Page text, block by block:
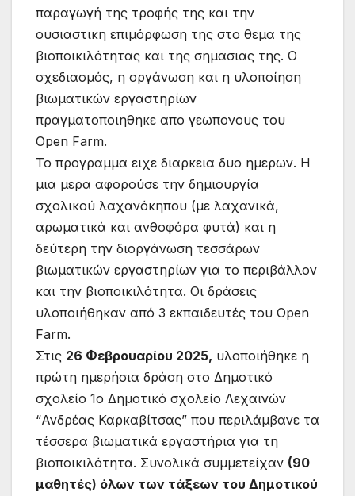
παραγωγή της τροφής της και την
ουσιαστικη επιμόρφωση της στο θεμα της
βιοποικιλότητας και της σημασιας της. Ο
σχεδιασμός, η οργάνωση και η υλοποίηση
βιωματικών εργαστηρίων
πραγματοποιηθηκε απο γεωπονους του
Open Farm.
Το προγραμμα ειχε διαρκεια δυο ημερων. Η
μια μερα αφορούσε την δημιουργία
σχολικού λαχανόκηπου (με λαχανικά,
αρωματικά και ανθοφόρα φυτά) και η
δεύτερη την διοργάνωση τεσσάρων
βιωματικών εργαστηρίων για το περιβάλλον
και την βιοποικιλότητα. Οι δράσεις
υλοποιήθηκαν από 3 εκπαιδευτές του Open
Farm.
Στις 26 Φεβρουαρίου 2025, υλοποιήθηκε η
πρώτη ημερήσια δράση στο Δημοτικό
σχολείο 1ο Δημοτικό σχολείο Λεχαινών
“Ανδρέας Καρκαβίτσας” που περιλάμβανε τα
τέσσερα βιωματικά εργαστήρια για τη
βιοποικιλότητα. Συνολικά συμμετείχαν (90
μαθητές) όλων των τάξεων του Δημοτικού